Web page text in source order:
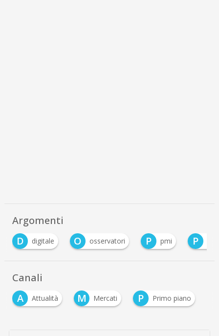
Argomenti
D
digitale O osservatori P pmi P
Canali
A
Attualità M Mercati P Primo piano